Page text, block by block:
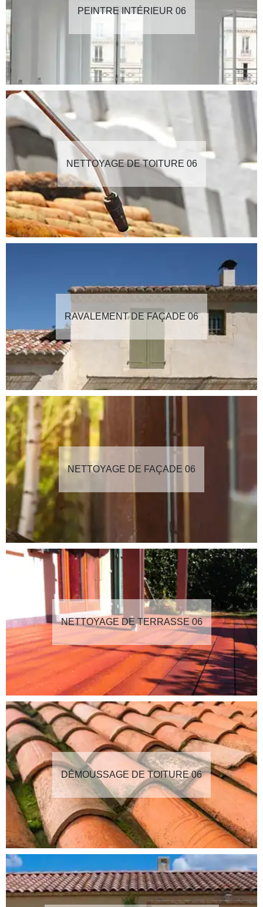
PEINTRE INTÉRIEUR 06
NETTOYAGE DE TOITURE 06
RAVALEMENT DE FAÇADE 06
NETTOYAGE DE FAÇADE 06
NETTOYAGE DE TERRASSE 06
DÉMOUSSAGE DE TOITURE 06